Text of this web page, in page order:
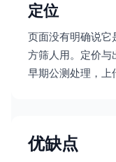
定位
页面没有明确说它
方筛人用。定价与
早期公测处理，上
优缺点